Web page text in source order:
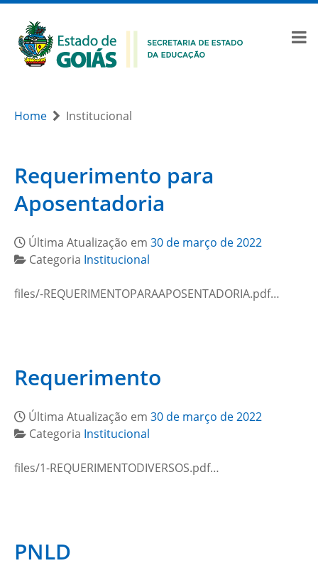
Home Institucional
Requerimento para
Aposentadoria
Última Atualização em 30 de março de 2022
Categoria Institucional
files/-REQUERIMENTOPARAAPOSENTADORIA.pdf…
Requerimento
Última Atualização em 30 de março de 2022
Categoria Institucional
files/1-REQUERIMENTODIVERSOS.pdf…
PNLD